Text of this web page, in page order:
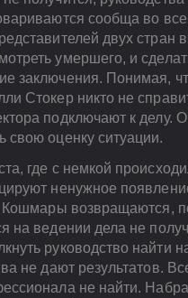
сообща во
двух стран
умершего, и
заключения. Понимая,
Стокер никто не
подключают к делу.
свою оценку ситуации.
где с немкой
ненужное
Кошмары возвращаются,
на ведении дела не
руководство найти
не дают результатов.
не найти.